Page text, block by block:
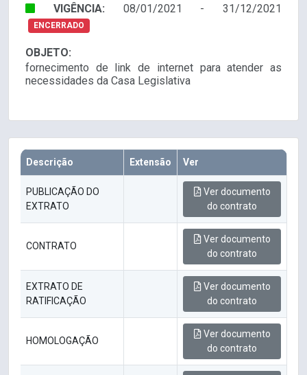
VIGÊNCIA: 08/01/2021 - 31/12/2021
ENCERRADO
OBJETO:
fornecimento de link de internet para atender as
necessidades da Casa Legislativa
Descrição Extensão Ver
PUBLICAÇÃO DO
EXTRATO
Ver documento
do contrato
CONTRATO
Ver documento
do contrato
EXTRATO DE
RATIFICAÇÃO
Ver documento
do contrato
HOMOLOGAÇÃO
Ver documento
do contrato